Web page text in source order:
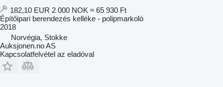
182,10 EUR 2 000 NOK ≈ 65 930 Ft
Építőipari berendezés kelléke - polipmarkoló
2018
Norvégia, Stokke
Auksjonen.no AS
Kapcsolatfelvétel az eladóval